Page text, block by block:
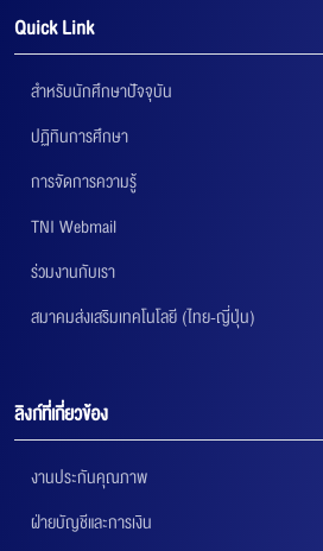
Quick Link
สำหรับนักศึกษาปัจจุบัน
ปฏิทินการศึกษา
การจัดการความรู้
TNI Webmail
ร่วมงานกับเรา
สมาคมส่งเสริมเทคโนโลยี (ไทย-ญี่ปุ่น)
ลิงก์ที่เกี่ยวข้อง
งานประกันคุณภาพ
ฝ่ายบัญชีและการเงิน